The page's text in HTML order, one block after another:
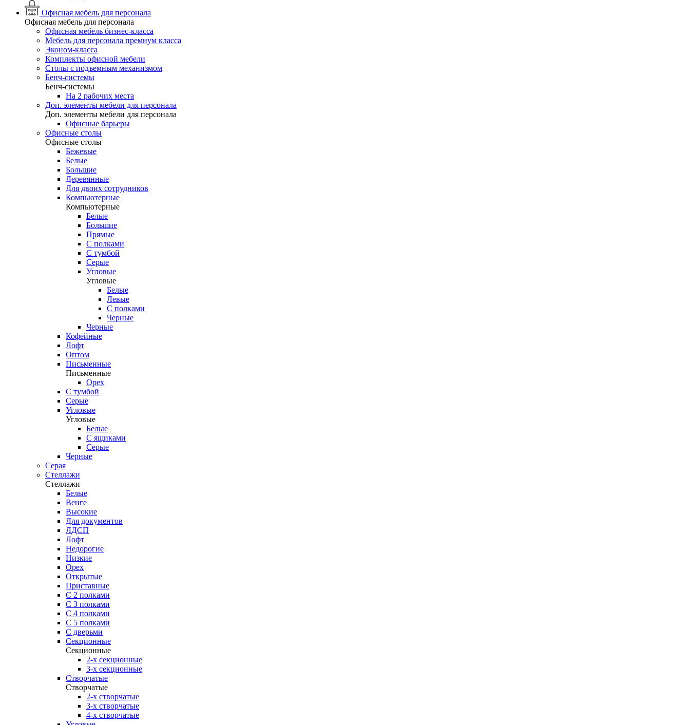
Офисная мебель для персонала
Офисная мебель для персонала
Офисная мебель бизнес-класса
Мебель для персонала премиум класса
Эконом-класса
Комплекты офисной мебели
Столы с подъемным механизмом
Бенч-системы
Бенч-системы
На 2 рабочих места
Доп. элементы мебели для персонала
Доп. элементы мебели для персонала
Офисные барьеры
Офисные столы
Офисные столы
Бежевые
Белые
Большие
Деревянные
Для двоих сотрудников
Компьютерные
Компьютерные
Белые
Большие
Прямые
С полками
С тумбой
Серые
Угловые
Угловые
Белые
Левые
С полками
Черные
Черные
Кофейные
Лофт
Оптом
Письменные
Письменные
Орех
С тумбой
Серые
Угловые
Угловые
Белые
С ящиками
Серые
Черные
Серая
Стеллажи
Стеллажи
Белые
Венге
Высокие
Для документов
ЛДСП
Лофт
Недорогие
Низкие
Орех
Открытые
Приставные
С 2 полками
С 3 полками
С 4 полками
С 5 полками
С дверьми
Секционные
Секционные
2-х секционные
3-х секционные
Створчатые
Створчатые
2-х створчатые
3-х створчатые
4-х створчатые